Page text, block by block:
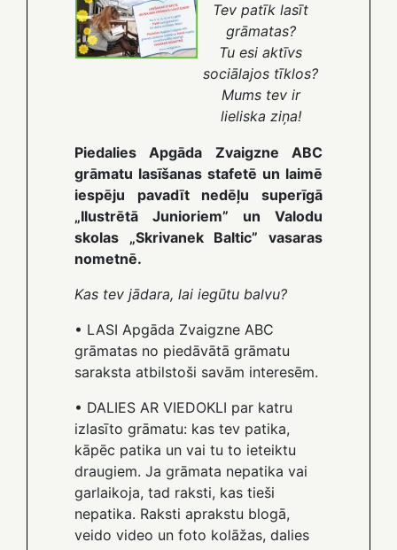
Tev patīk lasīt
grāmatas?
Tu esi aktīvs
sociālajos tīklos?
Mums tev ir
lieliska ziņa!
Piedalies Apgāda Zvaigzne ABC
grāmatu lasīšanas stafetē un laimē
iespēju pavadīt nedēļu superīgā
„Ilustrētā Junioriem” un Valodu
skolas „Skrivanek Baltic” vasaras
nometnē.
Kas tev jādara, lai iegūtu balvu?
• LASI Apgāda Zvaigzne ABC
grāmatas no piedāvātā grāmatu
saraksta atbilstoši savām interesēm.
• DALIES AR VIEDOKLI par katru
izlasīto grāmatu: kas tev patika,
kāpēc patika un vai tu to ieteiktu
draugiem. Ja grāmata nepatika vai
garlaikoja, tad raksti, kas tieši
nepatika. Raksti aprakstu blogā,
veido video un foto kolāžas, dalies